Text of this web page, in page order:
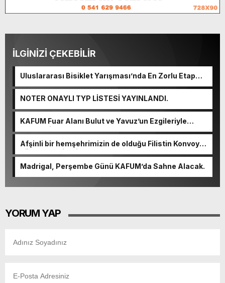
İLGİNİZİ ÇEKEBİLİR
Uluslararası Bisiklet Yarışması’nda En Zorlu Etap
Tamamlandı.
NOTER ONAYLI TYP LİSTESİ YAYINLANDI.
KAFUM Fuar Alanı Bulut ve Yavuz’un Ezgileriyle
Şenlendi.
Afşinli bir hemşehrimizin de olduğu Filistin Konvoyu,
güçlenerek ilerliyor.
Madrigal, Perşembe Günü KAFUM’da Sahne Alacak.
YORUM YAP